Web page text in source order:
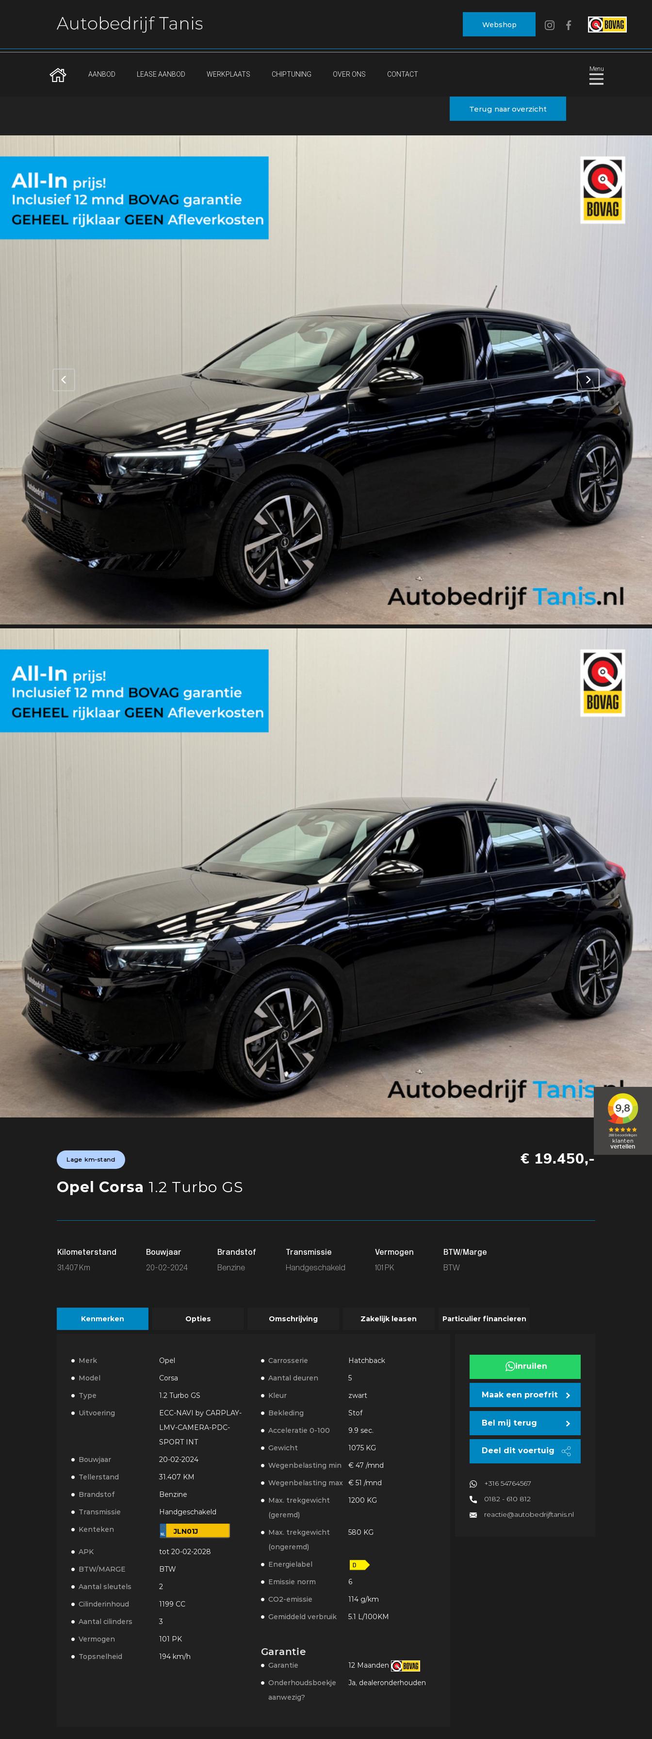
Webshop
AANBOD LEASE AANBOD WERKPLAATS CHIPTUNING OVER ONS CONTACT
Menu
Terug naar overzicht
Lage km-stand
Opel Corsa 1.2 Turbo GS
€ 19.450,-
Kilometerstand Bouwjaar Brandstof Transmissie Vermogen
BTW/Marge
31.407 Km
20-02-2024 Benzine Handgeschakeld 101 PK BTW
Kenmerken Opties Omschrijving Zakelijk leasen Particulier financieren
Merk
Opel
Model
Corsa
Type
1.2 Turbo GS
Uitvoering
ECC-NAVI by CARPLAY-
LMV-CAMERA-PDC-
SPORT INT
Bouwjaar
20-02-2024
Tellerstand
31.407 KM
Brandstof
Benzine
Transmissie
Handgeschakeld
Kenteken
JLN01J
APK
tot 20-02-2028
BTW/MARGE
BTW
Aantal sleutels
2
Cilinderinhoud
1199 CC
Aantal cilinders
3
Vermogen
101 PK
Topsnelheid
194 km/h
Carrosserie
Hatchback
Aantal deuren
5
Kleur
zwart
Bekleding
Stof
Acceleratie 0-100
9.9 sec.
Gewicht
1075 KG
Wegenbelasting min
€ 47 /mnd
Wegenbelasting max
€ 51 /mnd
Max. trekgewicht
(geremd)
1200 KG
Max. trekgewicht
(ongeremd)
580 KG
Energielabel
Emissie norm
6
CO2-emissie
114 g/km
Gemiddeld verbruik
5.1 L/100KM
Garantie
Garantie
12 Maanden
Onderhoudsboekje
aanwezig?
Ja, dealeronderhouden
inruilen
Maak een proefrit
Bel mij terug
Deel dit voertuig
+316 54764567
0182 - 610 812
reactie@autobedrijftanis.nl